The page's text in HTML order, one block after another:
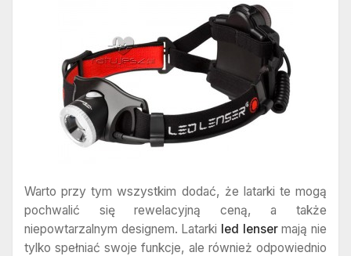
Warto przy tym wszystkim dodać, że latarki te mogą
pochwalić się rewelacyjną ceną, a także
niepowtarzalnym designem. Latarki led lensermają nie
tylko spełniać swoje funkcje, ale również odpowiednio